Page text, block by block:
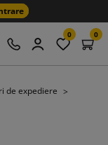
0 0
de expediere